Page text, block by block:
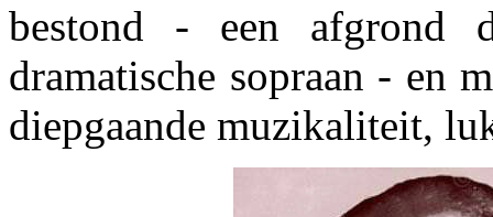
bestond - een afgrond
dramatische sopraan - en
diepgaande muzikaliteit,